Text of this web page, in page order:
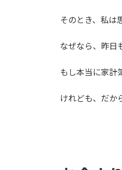
そのとき、私は
なぜなら、昨日
もし本当に家計
けれども、だか